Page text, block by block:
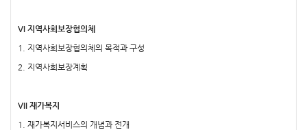
VI 지역사회보장협의체
1. 지역사회보장협의체의 목적과 구성
2. 지역사회보장계획
VII 재가복지
1. 재가복지서비스의 개념과 전개